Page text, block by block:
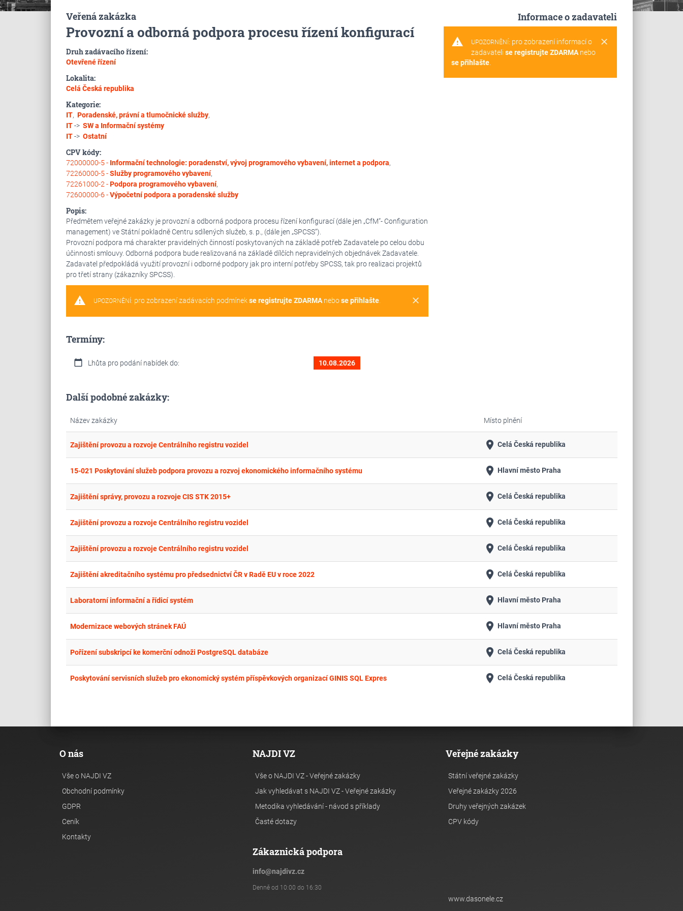
Veřená zakázka
Provozní a odborná podpora procesu řízení konfigurací
Druh zadávacího řízení:
Otevřené řízení
Lokalita:
Celá Česká republika
Kategorie:
IT, Poradenské, právní a tlumočnické služby,
IT-> SW a Informační systémy
IT-> Ostatní
CPV kódy:
72000000-5 - Informační technologie: poradenství, vývoj programového vybavení, internet a podpora,
72260000-5 -Služby programového vybavení,
72261000-2 -Podpora programového vybavení,
72600000-6 -Výpočetní podpora a poradenské služby
Popis:
Předmětem veřejné zakázky je provozní a odborná podpora procesu řízení konfigurací (dále jen „CfM“- Configuration
management) ve Státní pokladně Centru sdílených služeb, s. p., (dále jen „SPCSS“).
Provozní podpora má charakter pravidelných činností poskytovaných na základě potřeb Zadavatele po celou dobu
účinnosti smlouvy. Odborná podpora bude realizovaná na základě dílčích nepravidelných objednávek Zadavatele.
Zadavatel předpokládá využití provozní i odborné podpory jak pro interní potřeby SPCSS, tak pro realizaci projektů
pro třetí strany (zákazníky SPCSS).
warning clear
UPOZORNĚNÍ: pro zobrazení zadávacích podmínekse registrujte ZDARMAnebose přihlašte.
Termíny:
calendar_today Lhůta pro podání nabídek do: 10.08.2026
Informace o zadavateli
warning clear
UPOZORNĚNÍ: pro zobrazení informací o
zadavateli se registrujte ZDARMAnebo
se přihlašte.
Další podobné zakázky:
Název zakázky Místo plnění
Zajištění provozu a rozvoje Centrálního registru vozidel place Celá Česká republika
15-021 Poskytování služeb podpora provozu a rozvoj ekonomického informačního systému place Hlavní město Praha
Zajištění správy, provozu a rozvoje CIS STK 2015+ place Celá Česká republika
Zajištění provozu a rozvoje Centrálního registru vozidel place Celá Česká republika
Zajištění provozu a rozvoje Centrálního registru vozidel place Celá Česká republika
Zajištění akreditačního systému pro předsednictví ČR v Radě EU v roce 2022 place Celá Česká republika
Laboratorní informační a řídicí systém place Hlavní město Praha
Modernizace webových stránek FAÚ place Hlavní město Praha
Pořízení subskripcí ke komerční odnoži PostgreSQL databáze place Celá Česká republika
Poskytování servisních služeb pro ekonomický systém příspěvkových organizací GINIS SQL Expres place Celá Česká republika
O nás
Vše o NAJDI VZ
Obchodní podmínky
GDPR
Ceník
Kontakty
NAJDI VZ
Vše o NAJDI VZ - Veřejné zakázky
Jak vyhledávat s NAJDI VZ - Veřejné zakázky
Metodika vyhledávání - návod s příklady
Časté dotazy
Veřejné zakázky
Státní veřejné zakázky
Veřejné zakázky 2026
Druhy veřejných zakázek
CPV kódy
Zákaznická podpora
info@najdivz.cz
Denně od 10:00 do 16:30
www.dasonele.cz